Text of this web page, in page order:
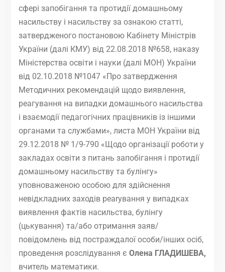
сфері запобігання та протидії домашньому
насильству і насильству за ознакою статті,
затвердженого постановою Кабінету Міністрів
України (далі КМУ) від 22.08.2018 №658, наказу
Міністерства освіти і науки (далі МОН) України
від 02.10.2018 №1047 «Про затвердження
Методичних рекомендацій щодо виявлення,
реагування на випадки домашнього насильства
і взаємодії педагогічних працівників із іншими
органами та службами», листа МОН України від
29.12.2018 № 1/9-790 «Щодо організації роботи у
закладах освіти з питань запобігання і протидії
домашньому насильству та булінгу»
уповноваженою особою для здiйснення
невiдкладних заходiв реаryвання у випадках
виявлення фактiв насильства, булінгу
(цькування) та/або отримання заяв/
повiдомлень вiд постраждалої особи/iнших осiб,
проведення розслідування є Олена ГЛАДИШЕВА,
вчитель математики.